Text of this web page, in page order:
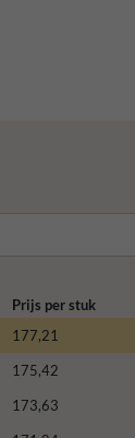
Prijs per stuk
177,21
175,42
173,63